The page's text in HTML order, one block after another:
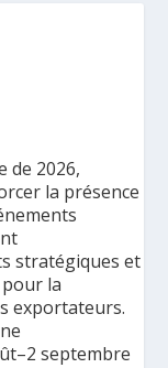
de 2026,
la présence
stratégiques et
la
exportateurs.
septembre